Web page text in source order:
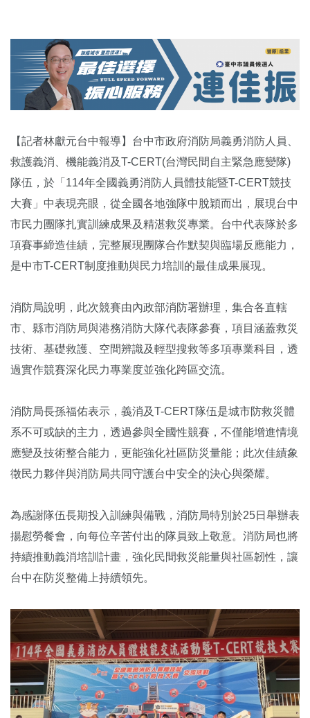
【記者林獻元台中報導】台中市政府消防局義勇消防人員、
救護義消、機能義消及T-CERT(台灣民間自主緊急應變隊)
隊伍，於「114年全國義勇消防人員體技能暨T-CERT競技
大賽」中表現亮眼，從全國各地強隊中脫穎而出，展現台中
市民力團隊扎實訓練成果及精湛救災專業。台中代表隊於多
項賽事締造佳績，完整展現團隊合作默契與臨場反應能力，
是中市T-CERT制度推動與民力培訓的最佳成果展現。
消防局說明，此次競賽由內政部消防署辦理，集合各直轄
市、縣市消防局與港務消防大隊代表隊參賽，項目涵蓋救災
技術、基礎救護、空間辨識及輕型搜救等多項專業科目，透
過實作競賽深化民力專業度並強化跨區交流。
消防局長孫福佑表示，義消及T-CERT隊伍是城市防救災體
系不可或缺的主力，透過參與全國性競賽，不僅能增進情境
應變及技術整合能力，更能強化社區防災量能；此次佳績象
徵民力夥伴與消防局共同守護台中安全的決心與榮耀。
為感謝隊伍長期投入訓練與備戰，消防局特別於25日舉辦表
揚慰勞餐會，向每位辛苦付出的隊員致上敬意。消防局也將
持續推動義消培訓計畫，強化民間救災能量與社區韌性，讓
台中在防災整備上持續領先。